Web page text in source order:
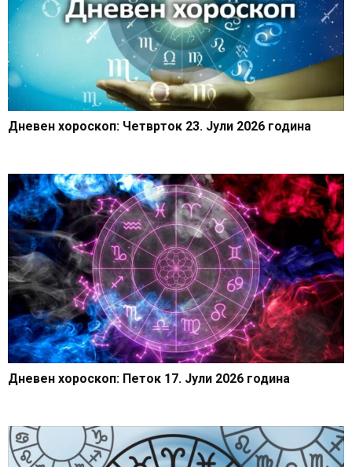
Дневен хороскоп: Четврток 23. Јули 2026 година
Дневен хороскоп: Петок 17. Јули 2026 година